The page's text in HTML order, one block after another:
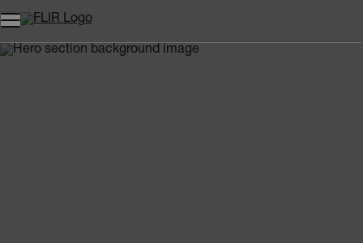
Unread messages
Modèle
Supprimer
articles
Ajouter au panier
Ajouté au panier